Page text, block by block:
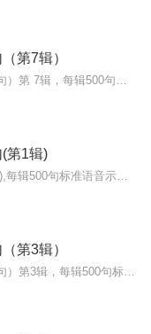
第7辑）
第1辑)
第3辑）